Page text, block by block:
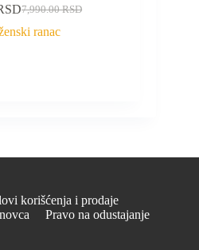
7,990.00RSD
ranac
korišćenja i prodaje
Pravo na odustajanje